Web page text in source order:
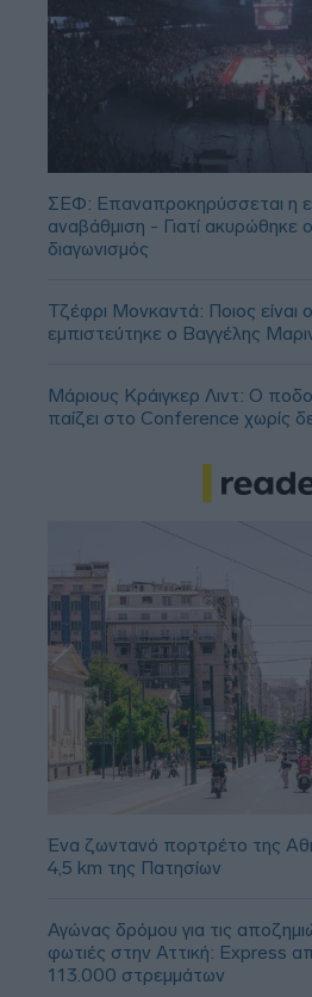
ΣΕΦ: Επαναπροκηρύσσεται η
αναβάθμιση - Γιατί ακυρώθηκε
διαγωνισμός
Τζέφρι Μονκαντά: Ποιος είναι
εμπιστεύτηκε ο Βαγγέλης
Μάριους Κράιγκερ Λιντ: Ο
παίζει στο Conference χωρίς
Ένα ζωντανό πορτρέτο της
4,5 km της Πατησίων
Αγώνας δρόμου για τις
φωτιές στην Αττική: Express
113.000 στρεμμάτων